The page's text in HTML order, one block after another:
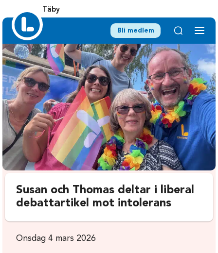
Täby
Bli medlem
Susan och Thomas deltar i liberal
debattartikel mot intolerans
Onsdag 4 mars 2026